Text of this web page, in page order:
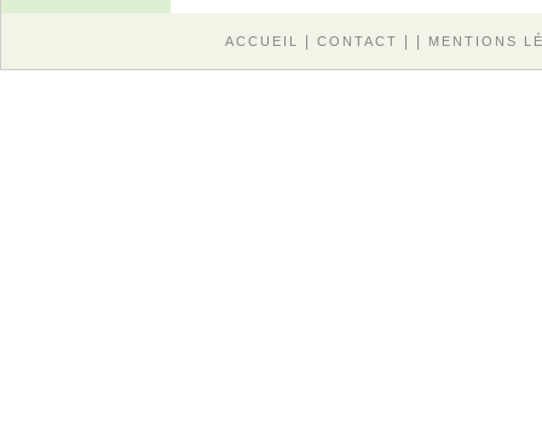
ACCUEIL | CONTACT | | MENTIONS